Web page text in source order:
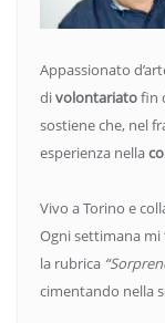
Appassionato
divolontariatofin
sostiene che, nel
esperienza nella
Vivo a Torino e
Ogni settimana
la rubrica
cimentando nella